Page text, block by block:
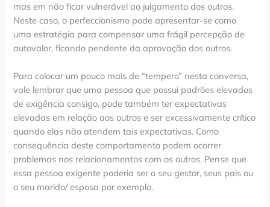
mas em não ficar vulnerável ao julgamento dos outros.
Neste caso, o perfeccionismo pode apresentar-se como
uma estratégia para compensar uma frágil percepção de
autovalor, ficando pendente da aprovação dos outros.
Para colocar um pouco mais de “tempero” nesta conversa,
vale lembrar que uma pessoa que possui padrões elevados
de exigência consigo, pode também ter expectativas
elevadas em relação aos outros e ser excessivamente crítico
quando elas não atendem tais expectativas. Como
consequência deste comportamento podem ocorrer
problemas nos relacionamentos com os outros. Pense que
essa pessoa exigente poderia ser o seu gestor, seus pais ou
o seu marido/ esposa por exemplo.